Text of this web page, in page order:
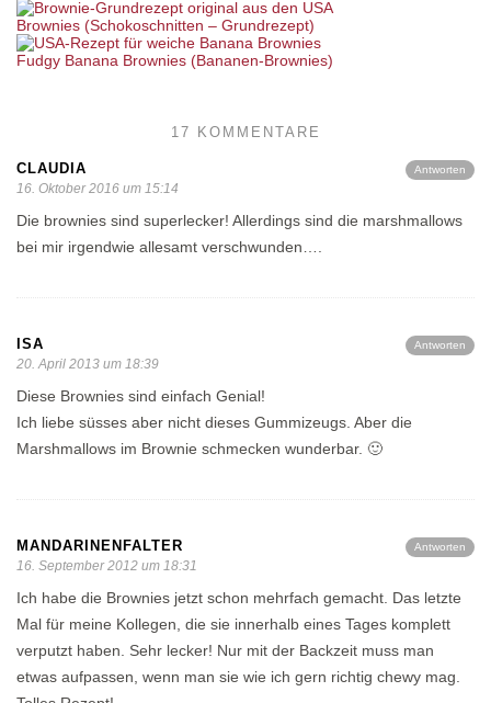
Brownies (Schokoschnitten – Grundrezept)
Fudgy Banana Brownies (Bananen-Brownies)
17 KOMMENTARE
Antworten
CLAUDIA
16. Oktober 2016 um 15:14
Die brownies sind superlecker! Allerdings sind die marshmallows
bei mir irgendwie allesamt verschwunden….
Antworten
ISA
20. April 2013 um 18:39
Diese Brownies sind einfach Genial!
Ich liebe süsses aber nicht dieses Gummizeugs. Aber die
Marshmallows im Brownie schmecken wunderbar. 🙂
Antworten
MANDARINENFALTER
16. September 2012 um 18:31
Ich habe die Brownies jetzt schon mehrfach gemacht. Das letzte
Mal für meine Kollegen, die sie innerhalb eines Tages komplett
verputzt haben. Sehr lecker! Nur mit der Backzeit muss man
etwas aufpassen, wenn man sie wie ich gern richtig chewy mag.